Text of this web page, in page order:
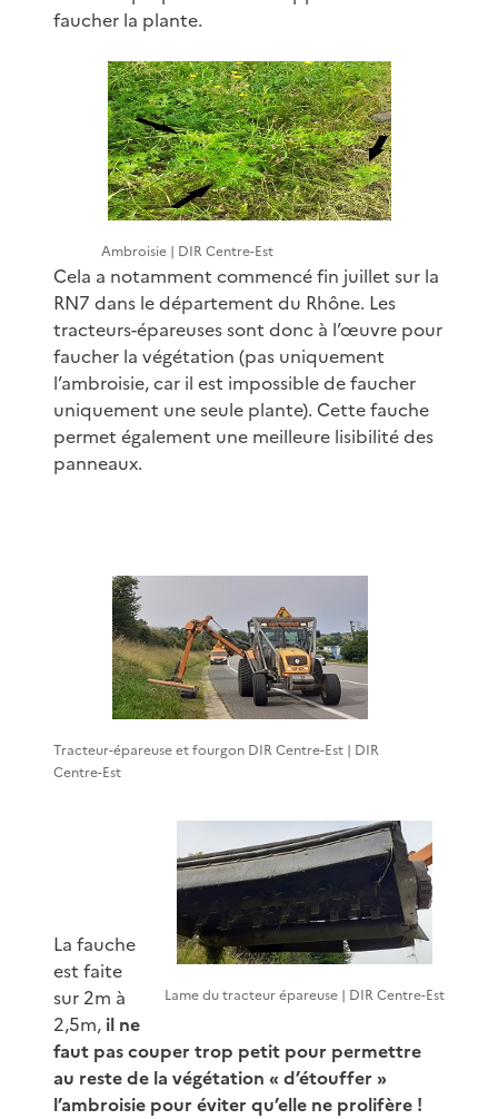
faucher la plante.
Ambroisie | DIR Centre-Est
Cela a notamment commencé fin juillet sur la
RN7 dans le département du Rhône. Les
tracteurs-épareuses sont donc à l’œuvre pour
faucher la végétation (pas uniquement
l’ambroisie, car il est impossible de faucher
uniquement une seule plante). Cette fauche
permet également une meilleure lisibilité des
panneaux.
Tracteur-épareuse et fourgon DIR Centre-Est | DIR
Centre-Est
Lame du tracteur épareuse | DIR Centre-Est
La fauche
est faite
sur 2m à
2,5m, il ne
faut pas couper trop petit pour permettre
au reste de la végétation « d’étouffer »
l’ambroisie pour éviter qu’elle ne prolifère !